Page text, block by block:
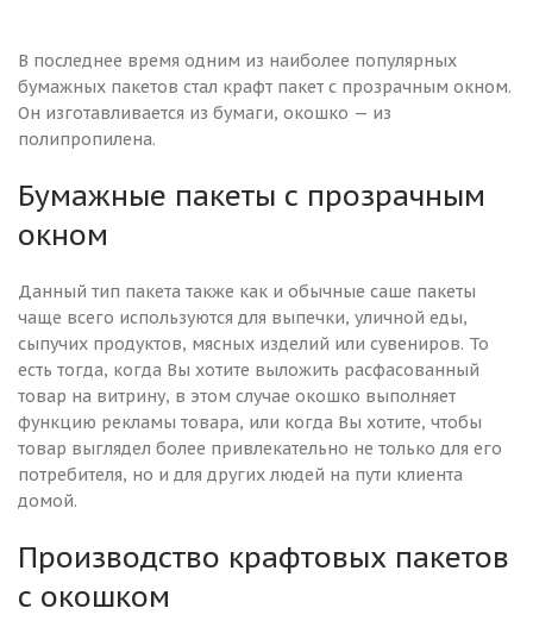
В последнее время одним из наиболее популярных
бумажных пакетов стал крафт пакет с прозрачным окном.
Он изготавливается из бумаги, окошко — из
полипропилена.
Бумажные пакеты с прозрачным
окном
Данный тип пакета также как и обычные саше пакеты
чаще всего используются для выпечки, уличной еды,
сыпучих продуктов, мясных изделий или сувениров. То
есть тогда, когда Вы хотите выложить расфасованный
товар на витрину, в этом случае окошко выполняет
функцию рекламы товара, или когда Вы хотите, чтобы
товар выглядел более привлекательно не только для его
потребителя, но и для других людей на пути клиента
домой.
Производство крафтовых пакетов
с окошком